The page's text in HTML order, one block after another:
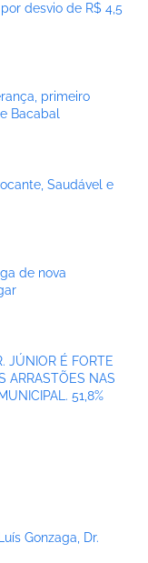
desvio de R$ 4,5
primeiro
Bacabal
Saudável e
de nova
JÚNIOR É FORTE
ARRASTÕES NAS
51,8%
Gonzaga, Dr.